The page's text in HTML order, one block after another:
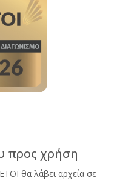
προς χρήση
θα λάβει αρχεία σε